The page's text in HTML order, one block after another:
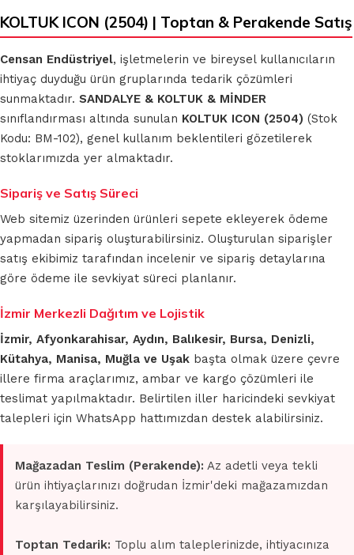
KOLTUK ICON (2504) | Toptan & Perakende Satış
Censan Endüstriyel, işletmelerin ve bireysel kullanıcıların
ihtiyaç duyduğu ürün gruplarında tedarik çözümleri
sunmaktadır. SANDALYE & KOLTUK & MİNDER
sınıflandırması altında sunulan KOLTUK ICON (2504) (Stok
Kodu: BM-102), genel kullanım beklentileri gözetilerek
stoklarımızda yer almaktadır.
Sipariş ve Satış Süreci
Web sitemiz üzerinden ürünleri sepete ekleyerek ödeme
yapmadan sipariş oluşturabilirsiniz. Oluşturulan siparişler
satış ekibimiz tarafından incelenir ve sipariş detaylarına
göre ödeme ile sevkiyat süreci planlanır.
İzmir Merkezli Dağıtım ve Lojistik
İzmir, Afyonkarahisar, Aydın, Balıkesir, Bursa, Denizli,
Kütahya, Manisa, Muğla ve Uşak başta olmak üzere çevre
illere firma araçlarımız, ambar ve kargo çözümleri ile
teslimat yapılmaktadır. Belirtilen iller haricindeki sevkiyat
talepleri için WhatsApp hattımızdan destek alabilirsiniz.
Mağazadan Teslim (Perakende): Az adetli veya tekli
ürün ihtiyaçlarınızı doğrudan İzmir'deki mağazamızdan
karşılayabilirsiniz.
Toptan Tedarik: Toplu alım taleplerinizde, ihtiyacınıza